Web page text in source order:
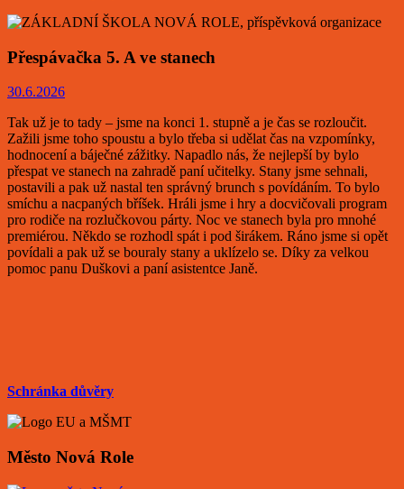
Přespávačka 5. A ve stanech
30.6.2026
Tak už je to tady – jsme na konci 1. stupně a je čas se rozloučit.
Zažili jsme toho spoustu a bylo třeba si udělat čas na vzpomínky,
hodnocení a báječné zážitky. Napadlo nás, že nejlepší by bylo
přespat ve stanech na zahradě paní učitelky. Stany jsme sehnali,
postavili a pak už nastal ten správný brunch s povídáním. To bylo
smíchu a nacpaných bříšek. Hráli jsme i hry a docvičovali program
pro rodiče na rozlučkovou párty. Noc ve stanech byla pro mnohé
premiérou. Někdo se rozhodl spát i pod širákem. Ráno jsme si opět
povídali a pak už se bouraly stany a uklízelo se. Díky za velkou
pomoc panu Duškovi a paní asistentce Janě.
Schránka důvěry
Město Nová Role